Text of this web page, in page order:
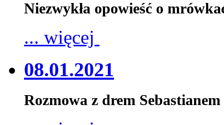
Niezwykła opowieść o
... więcej
08.01.2021
Rozmowa z drem